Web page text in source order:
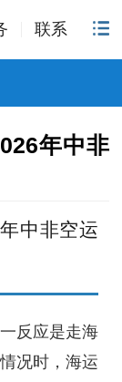
联系
年中非
中非空运
反应是走海
况时，海运